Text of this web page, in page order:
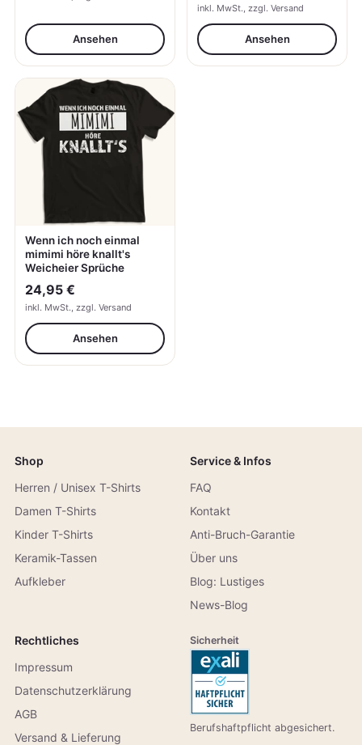
Ansehen
inkl. MwSt., zzgl. Versand
Ansehen
Wenn ich noch einmal
mimimi höre knallt's
Weicheier Sprüche
24,95 €
inkl. MwSt., zzgl. Versand
Ansehen
Shop
Herren / Unisex T-Shirts
Damen T-Shirts
Kinder T-Shirts
Keramik-Tassen
Aufkleber
Service & Infos
FAQ
Kontakt
Anti-Bruch-Garantie
Über uns
Blog: Lustiges
News-Blog
Rechtliches
Impressum
Datenschutzerklärung
AGB
Versand & Lieferung
Sicherheit
Berufshaftpflicht abgesichert.